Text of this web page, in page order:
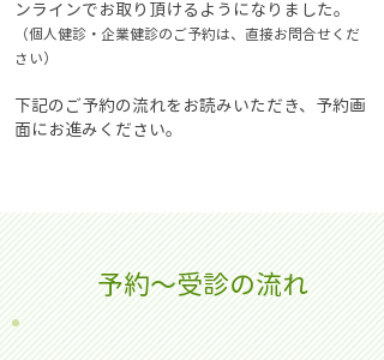
ンラインでお取り頂けるようになりました。
（個人健診・企業健診のご予約は、直接お問合せくだ
さい）
下記のご予約の流れをお読みいただき、予約画
面にお進みください。
予約～受診の流れ